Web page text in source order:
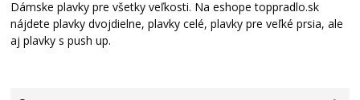
Dámske plavky pre všetky veľkosti. Na eshope toppradlo.sk
nájdete plavky dvojdielne, plavky celé, plavky pre veľké prsia, ale
aj plavky s push up.